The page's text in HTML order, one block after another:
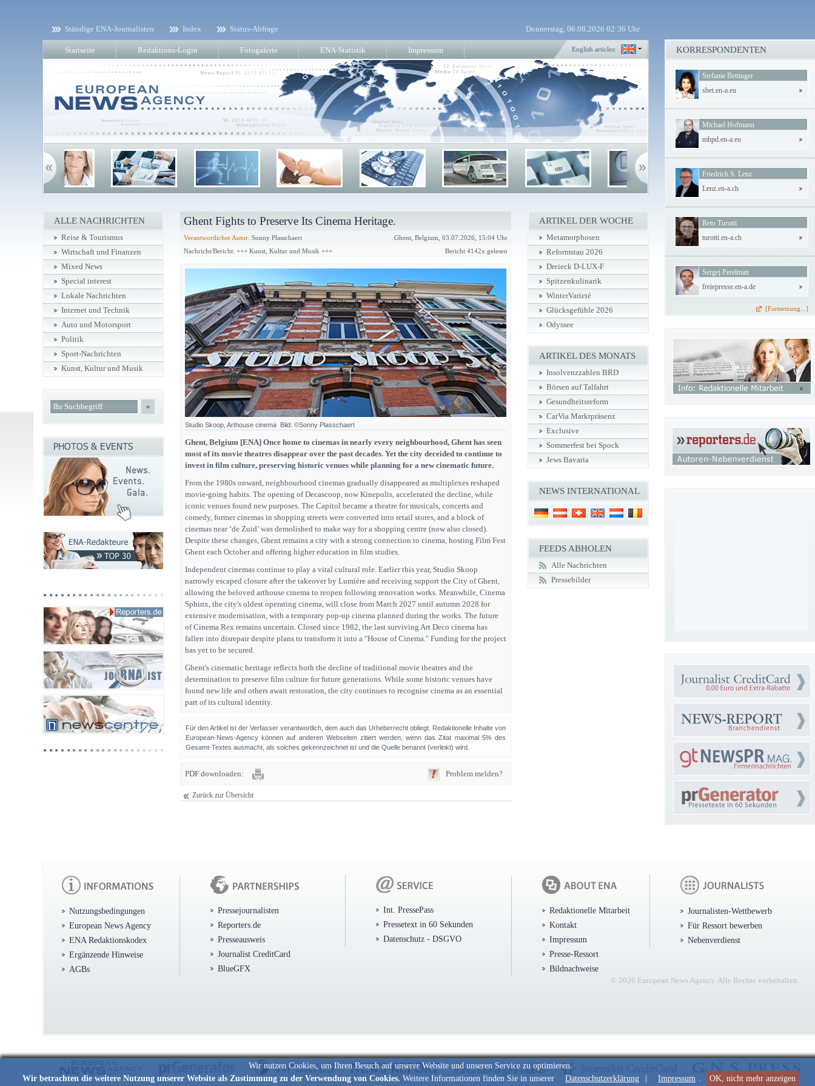
Wir nutzen Cookies, um Ihren Besuch auf unserer Website und unseren Service zu optimieren.
Wir betrachten die weitere Nutzung unserer Website als Zustimmung zu der Verwendung von Cookies. Weitere Informationen finden Sie in unserer Datenschutzerklärung Impressum . OK, nicht mehr anzeigen
Ständige ENA-Journalisten Index Status-Abfrage Donnerstag, 06.08.2026 02:36 Uhr
Startseite Redaktions-Login Fotogalerie ENA-Statistik Impressum English articles:
Ghent Fights to Preserve Its Cinema Heritage.
Verantwortlicher Autor: Sonny Plasschaert
Ghent, Belgium, 03.07.2026, 15:04 Uhr
Nachricht/Bericht: +++ Kunst, Kultur und Musik +++
Bericht 4142x gelesen
Studio Skoop, Arthouse cinema Bild: ©Sonny Plasschaert
Ghent, Belgium [ENA] Once home to cinemas in nearly every neighbourhood, Ghent has seen
most of its movie theatres disappear over the past decades. Yet the city deceided to continue to
invest in film culture, preserving historic venues while planning for a new cinematic future.
From the 1980s onward, neighbourhood cinemas gradually disappeared as multiplexes reshaped
movie-going habits. The opening of Decascoop, now Kinepolis, accelerated the decline, while
iconic venues found new purposes. The Capitol became a theatre for musicals, concerts and
comedy, former cinemas in shopping streets were converted into retail stores, and a block of
cinemas near ‘de Zuid’ was demolished to make way for a shopping centre (now also closed).
Despite these changes, Ghent remains a city with a strong connection to cinema, hosting Film Fest
Ghent each October and offering higher education in film studies.
Independent cinemas continue to play a vital cultural role. Earlier this year, Studio Skoop
narrowly escaped closure after the takeover by Lumière and receiving support the City of Ghent,
allowing the beloved arthouse cinema to reopen following renovation works. Meanwhile, Cinema
Sphinx, the city's oldest operating cinema, will close from March 2027 until autumn 2028 for
extensive modernisation, with a temporary pop-up cinema planned during the works. The future
of Cinema Rex remains uncertain. Closed since 1982, the last surviving Art Deco cinema has
fallen into disrepair despite plans to transform it into a "House of Cinema." Funding for the project
has yet to be secured.
Ghent's cinematic heritage reflects both the decline of traditional movie theatres and the
determination to preserve film culture for future generations. While some historic venues have
found new life and others await restoration, the city continues to recognise cinema as an essential
part of its cultural identity.
Für den Artikel ist der Verfasser verantwortlich, dem auch das Urheberrecht obliegt. Redaktionelle Inhalte von
European-News-Agency können auf anderen Webseiten zitiert werden, wenn das Zitat maximal 5% des
Gesamt-Textes ausmacht, als solches gekennzeichnet ist und die Quelle benannt (verlinkt) wird.
PDF downloaden: Problem melden?
Zurück zur Übersicht
ALLE NACHRICHTEN
Reise & Tourismus
Wirtschaft und Finanzen
Mixed News
Special interest
Lokale Nachrichten
Internet und Technik
Auto und Motorsport
Politik
Sport-Nachrichten
Kunst, Kultur und Musik
»
ARTIKEL DER WOCHE
Metamorphosen
Reformstau 2026
Dreieck D-LUX-F
Spitzenkulinarik
WinterVarieté
Glücksgefühle 2026
Odyssee
ARTIKEL DES MONATS
Insolvenzzahlen BRD
Börsen auf Talfahrt
Gesundheitsreform
CarVia Marktpräsenz
Exclusive
Sommerfest bei Spock
Jews Bavaria
NEWS INTERNATIONAL
FEEDS ABHOLEN
Alle Nachrichten
Pressebilder
KORRESPONDENTEN
Stefanie Bettinger
sbet.en-a.eu
Michael Hofmann
mhpd.en-a.eu
Friedrich S. Lenz
Lenz.en-a.ch
Reto Turotti
turotti.en-a.ch
Sergej Perelman
freiepresse.en-a.de
[Fortsetzung...]
Nutzungsbedingungen
European News Agency
ENA Redaktionskodex
Ergänzende Hinweise
AGBs
Pressejournalisten
Reporters.de
Presseausweis
Journalist CreditCard
BlueGFX
Int. PressePass
Pressetext in 60 Sekunden
Datenschutz - DSGVO
Redaktionelle Mitarbeit
Kontakt
Impressum
Presse-Ressort
Bildnachweise
Journalisten-Wettbewerb
Für Ressort bewerben
Nebenverdienst
© 2026 European News Agency. Alle Rechte vorbehalten.